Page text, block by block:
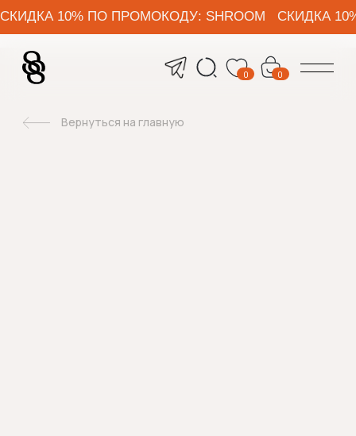
СКИДКА 10% ПО ПРОМОКОДУ: SHROOM СКИДКА 10% ПО ПРОМОКОДУ: